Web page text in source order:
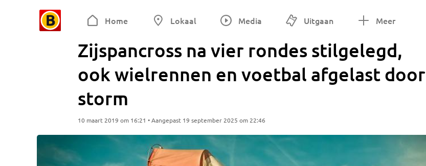
Home Lokaal Media Uitgaan Meer
Zijspancross na vier rondes stilgelegd,
ook wielrennen en voetbal afgelast door
storm
10 maart 2019 om 16:21 • Aangepast 19 september 2025 om 22:46